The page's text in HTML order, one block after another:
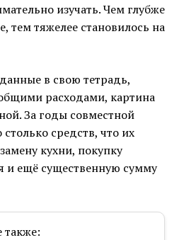
изучать. Чем глубже
тем тяжелее становилось на
в свою тетрадь,
расходами, картина
За годы совместной
средств, что их
кухни, покупку
и ещё существенную сумму
также: